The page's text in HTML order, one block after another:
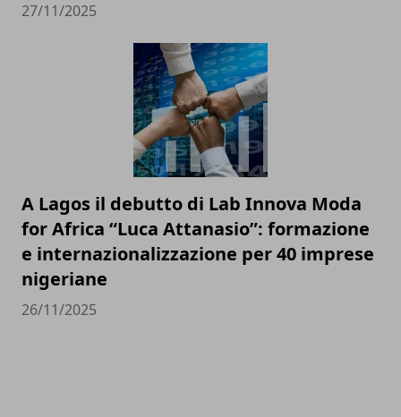
27/11/2025
A Lagos il debutto di Lab Innova Moda
for Africa “Luca Attanasio”: formazione
e internazionalizzazione per 40 imprese
nigeriane
26/11/2025